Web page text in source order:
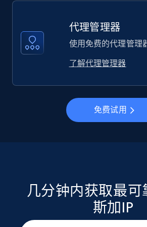
代理管理器
使用免费的代理管理
了解代理管理器
免费试用
几分钟内获取最可
斯加IP